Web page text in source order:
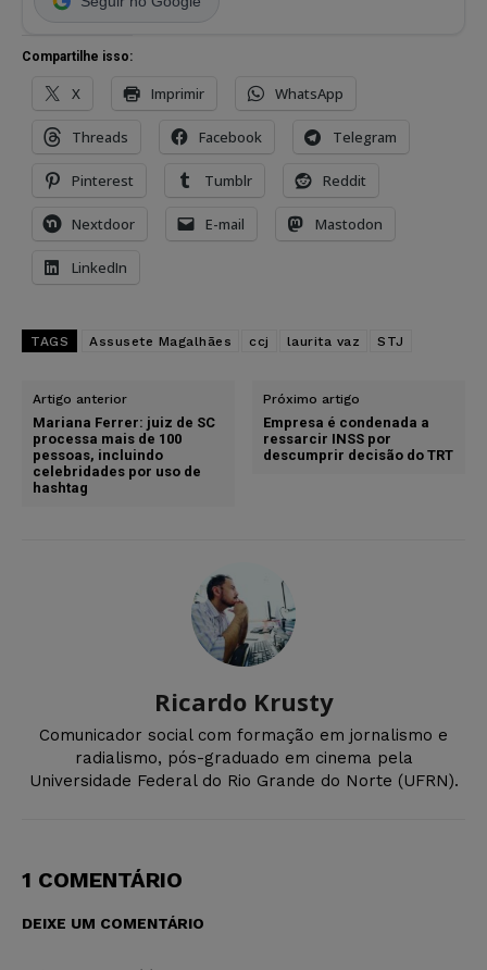
Compartilhe isso:
X Imprimir WhatsApp
Threads Facebook Telegram
Pinterest Tumblr Reddit
Nextdoor E-mail Mastodon
LinkedIn
TAGS Assusete Magalhães ccj laurita vaz STJ
Artigo anterior
Mariana Ferrer: juiz de SC
processa mais de 100
pessoas, incluindo
celebridades por uso de
hashtag
Próximo artigo
Empresa é condenada a
ressarcir INSS por
descumprir decisão do TRT
Ricardo Krusty
Comunicador social com formação em jornalismo e
radialismo, pós-graduado em cinema pela
Universidade Federal do Rio Grande do Norte (UFRN).
1 COMENTÁRIO
DEIXE UM COMENTÁRIO